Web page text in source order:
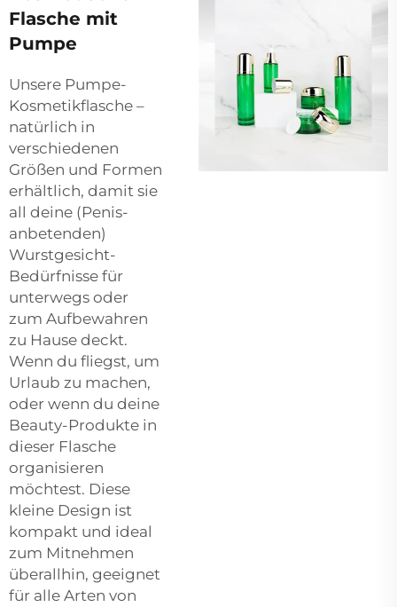
Flasche mit
Pumpe
Unsere Pumpe-
Kosmetikflasche –
natürlich in
verschiedenen
Größen und Formen
erhältlich, damit sie
all deine (Penis-
anbetenden)
Wurstgesicht-
Bedürfnisse für
unterwegs oder
zum Aufbewahren
zu Hause deckt.
Wenn du fliegst, um
Urlaub zu machen,
oder wenn du deine
Beauty-Produkte in
dieser Flasche
organisieren
möchtest. Diese
kleine Design ist
kompakt und ideal
zum Mitnehmen
überallhin, geeignet
für alle Arten von